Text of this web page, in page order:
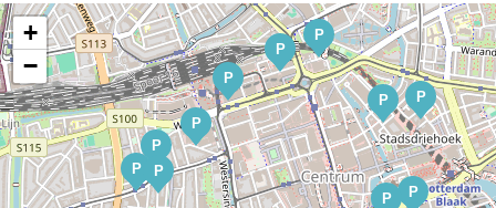
P
P
P
P
P
P
P
P
P
P
P
+
−